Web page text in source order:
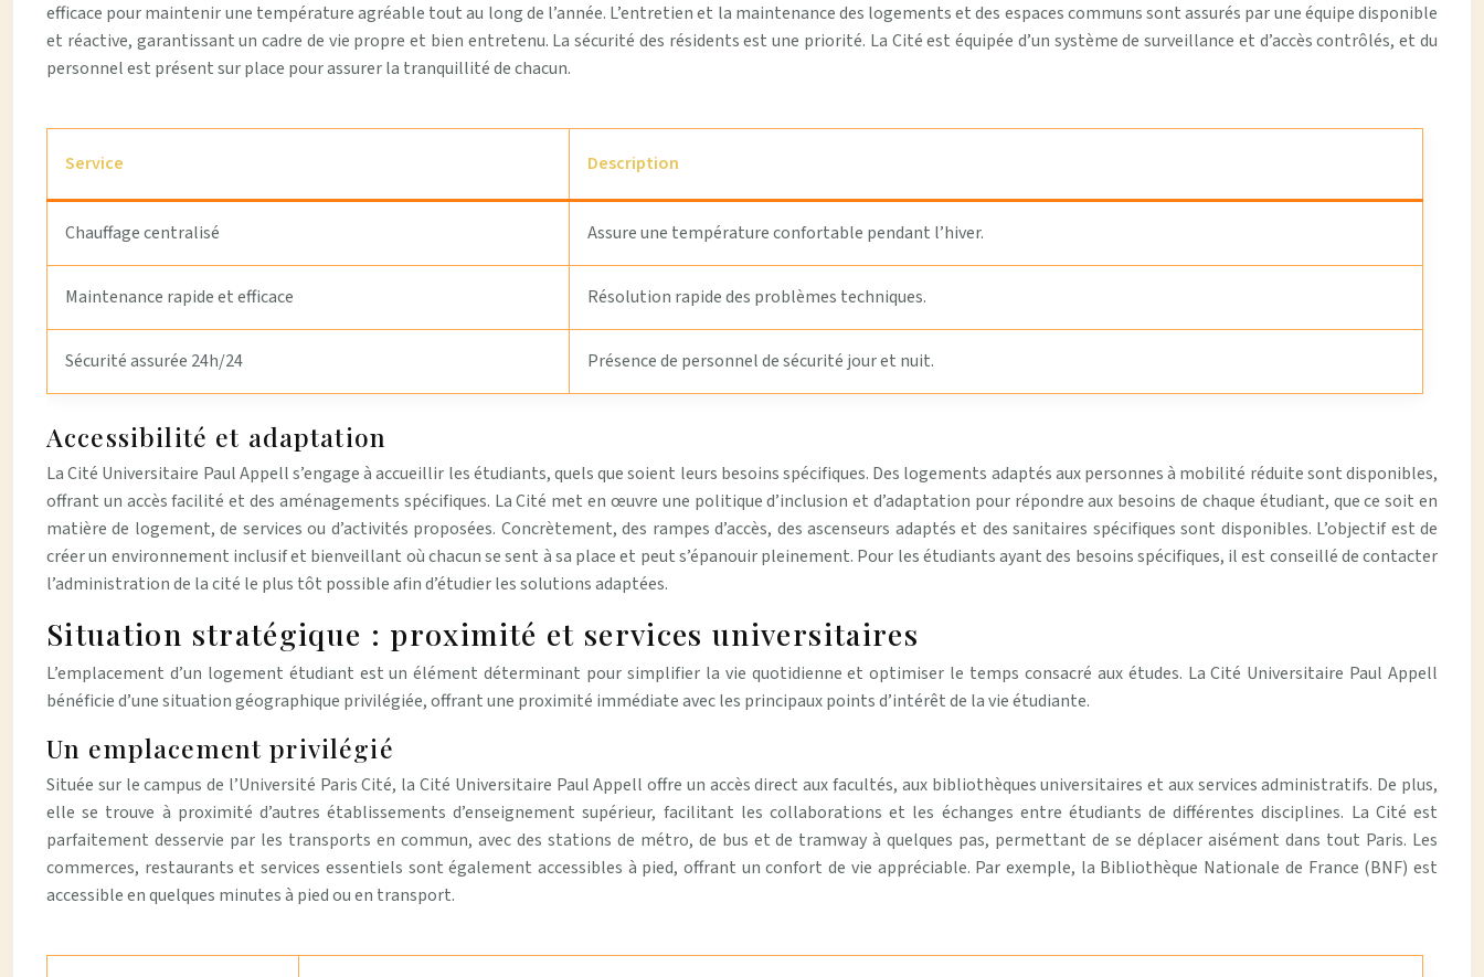
efficace pour maintenir une température agréable tout au long de l’année. L’entretien et la maintenance des logements et des espaces communs sont assurés par une équipe disponible
et réactive, garantissant un cadre de vie propre et bien entretenu. La sécurité des résidents est une priorité. La Cité est équipée d’un système de surveillance et d’accès contrôlés, et du
personnel est présent sur place pour assurer la tranquillité de chacun.
Service Description
Chauffage centralisé Assure une température confortable pendant l’hiver.
Maintenance rapide et efficace Résolution rapide des problèmes techniques.
Sécurité assurée 24h/24 Présence de personnel de sécurité jour et nuit.
Accessibilité et adaptation
La Cité Universitaire Paul Appell s’engage à accueillir les étudiants, quels que soient leurs besoins spécifiques. Des logements adaptés aux personnes à mobilité réduite sont disponibles,
offrant un accès facilité et des aménagements spécifiques. La Cité met en œuvre une politique d’inclusion et d’adaptation pour répondre aux besoins de chaque étudiant, que ce soit en
matière de logement, de services ou d’activités proposées. Concrètement, des rampes d’accès, des ascenseurs adaptés et des sanitaires spécifiques sont disponibles. L’objectif est de
créer un environnement inclusif et bienveillant où chacun se sent à sa place et peut s’épanouir pleinement. Pour les étudiants ayant des besoins spécifiques, il est conseillé de contacter
l’administration de la cité le plus tôt possible afin d’étudier les solutions adaptées.
Situation stratégique : proximité et services universitaires
L’emplacement d’un logement étudiant est un élément déterminant pour simplifier la vie quotidienne et optimiser le temps consacré aux études. La Cité Universitaire Paul Appell
bénéficie d’une situation géographique privilégiée, offrant une proximité immédiate avec les principaux points d’intérêt de la vie étudiante.
Un emplacement privilégié
Située sur le campus de l’Université Paris Cité, la Cité Universitaire Paul Appell offre un accès direct aux facultés, aux bibliothèques universitaires et aux services administratifs. De plus,
elle se trouve à proximité d’autres établissements d’enseignement supérieur, facilitant les collaborations et les échanges entre étudiants de différentes disciplines. La Cité est
parfaitement desservie par les transports en commun, avec des stations de métro, de bus et de tramway à quelques pas, permettant de se déplacer aisément dans tout Paris. Les
commerces, restaurants et services essentiels sont également accessibles à pied, offrant un confort de vie appréciable. Par exemple, la Bibliothèque Nationale de France (BNF) est
accessible en quelques minutes à pied ou en transport.